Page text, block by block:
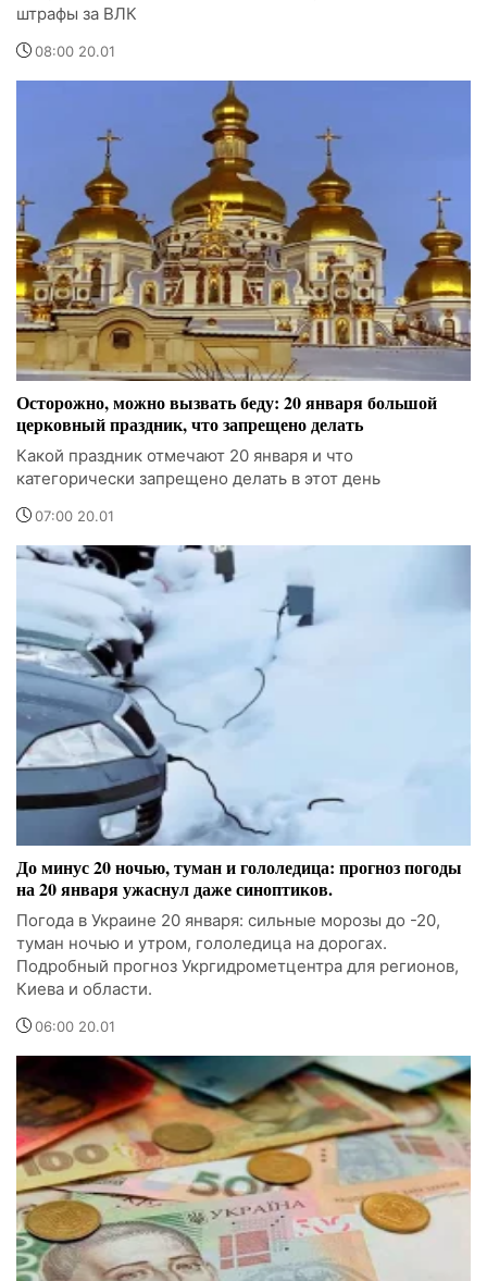
штрафы за ВЛК
08:00 20.01
Осторожно, можно вызвать беду: 20 января большой
церковный праздник, что запрещено делать
Какой праздник отмечают 20 января и что
категорически запрещено делать в этот день
07:00 20.01
До минус 20 ночью, туман и гололедица: прогноз погоды
на 20 января ужаснул даже синоптиков.
Погода в Украине 20 января: сильные морозы до -20,
туман ночью и утром, гололедица на дорогах.
Подробный прогноз Укргидрометцентра для регионов,
Киева и области.
06:00 20.01